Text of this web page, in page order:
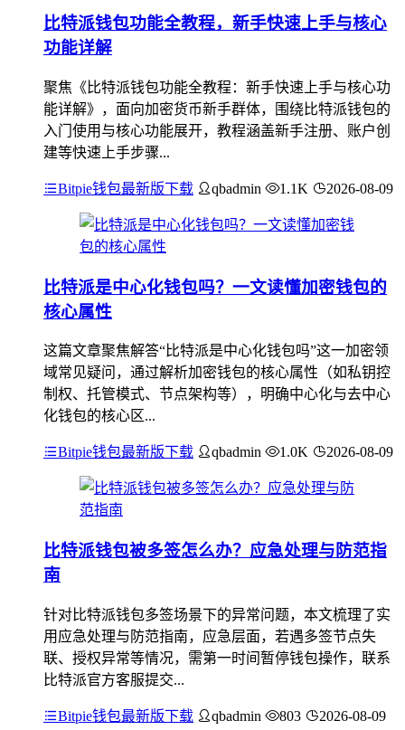
比特派钱包功能全教程，新手快速上手与核心
功能详解
聚焦《比特派钱包功能全教程：新手快速上手与核心功
能详解》，面向加密货币新手群体，围绕比特派钱包的
入门使用与核心功能展开，教程涵盖新手注册、账户创
建等快速上手步骤...
Bitpie钱包最新版下载 qbadmin 1.1K 2026-08-09
比特派是中心化钱包吗？一文读懂加密钱包的
核心属性
这篇文章聚焦解答“比特派是中心化钱包吗”这一加密领
域常见疑问，通过解析加密钱包的核心属性（如私钥控
制权、托管模式、节点架构等），明确中心化与去中心
化钱包的核心区...
Bitpie钱包最新版下载 qbadmin 1.0K 2026-08-09
比特派钱包被多签怎么办？应急处理与防范指
南
针对比特派钱包多签场景下的异常问题，本文梳理了实
用应急处理与防范指南，应急层面，若遇多签节点失
联、授权异常等情况，需第一时间暂停钱包操作，联系
比特派官方客服提交...
Bitpie钱包最新版下载 qbadmin 803 2026-08-09